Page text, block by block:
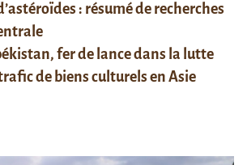
: résumé de recherches
fer de lance dans la lutte
de biens culturels en Asie